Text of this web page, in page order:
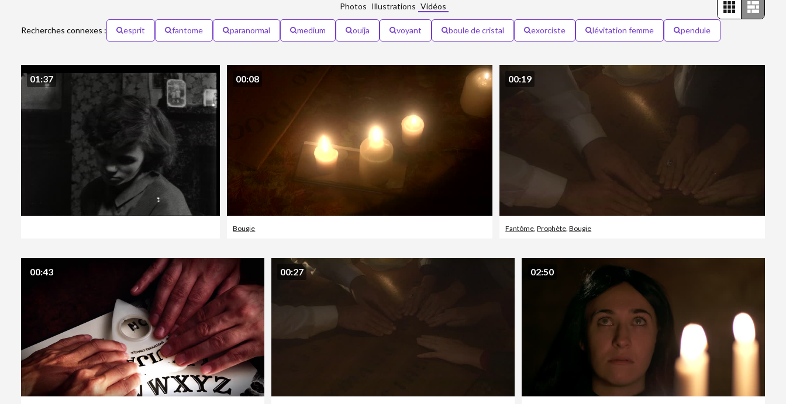
Vidéos créatives
Photos Illustrations Vidéos
Recherches connexes : esprit fantome paranormal medium ouija voyant boule de cristal exorciste lévitation femme pendule
01:37 00:08
Bougie
00:19
Fantôme,Prophète,Bougie
00:43 00:27 02:50